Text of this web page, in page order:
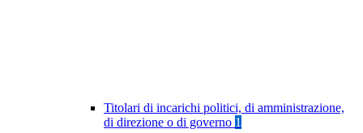
Titolari di incarichi politici, di amministrazione,
di direzione o di governo 1